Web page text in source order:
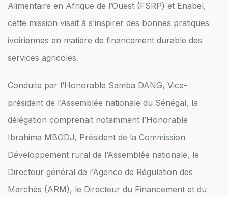
Alimentaire en Afrique de l’Ouest (FSRP) et Enabel,
cette mission visait à s’inspirer des bonnes pratiques
ivoiriennes en matière de financement durable des
services agricoles.
Conduite par l’Honorable Samba DANG, Vice-
président de l’Assemblée nationale du Sénégal, la
délégation comprenait notamment l’Honorable
Ibrahima MBODJ, Président de la Commission
Développement rural de l’Assemblée nationale, le
Directeur général de l’Agence de Régulation des
Marchés (ARM), le Directeur du Financement et du